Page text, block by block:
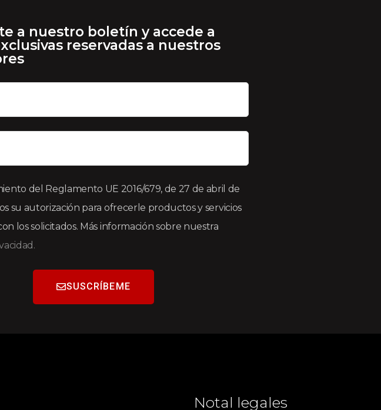
a nuestro boletín y accede a
reservadas a nuestros
del Reglamento UE 2016/679, de 27 de abril de
su autorización para ofrecerle productos y servicios
los solicitados. Más información sobre nuestra
SUSCRÍBEME
Notal legales